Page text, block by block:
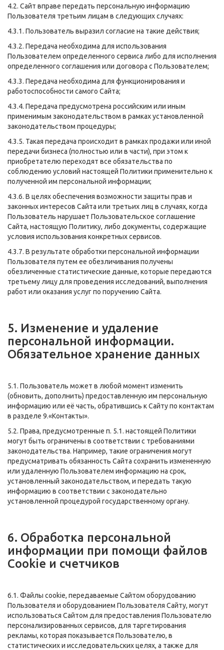
4.2. Сайт вправе передать персональную информацию
Пользователя третьим лицам в следующих случаях:
4.3.1. Пользователь выразил согласие на такие действия;
4.3.2. Передача необходима для использования
Пользователем определенного сервиса либо для исполнения
определенного соглашения или договора с Пользователем;
4.3.3. Передача необходима для функционирования и
работоспособности самого Сайта;
4.3.4. Передача предусмотрена российским или иным
применимым законодательством в рамках установленной
законодательством процедуры;
4.3.5. Такая передача происходит в рамках продажи или иной
передачи бизнеса (полностью или в части), при этом к
приобретателю переходят все обязательства по
соблюдению условий настоящей Политики применительно к
полученной им персональной информации;
4.3.6. В целях обеспечения возможности защиты прав и
законных интересов Сайта или третьих лиц в случаях, когда
Пользователь нарушает Пользовательское соглашение
Сайта, настоящую Политику, либо документы, содержащие
условия использования конкретных сервисов.
4.3.7. В результате обработки персональной информации
Пользователя путем ее обезличивания получены
обезличенные статистические данные, которые передаются
третьему лицу для проведения исследований, выполнения
работ или оказания услуг по поручению Сайта.
5. Изменение и удаление
персональной информации.
Обязательное хранение данных
5.1. Пользователь может в любой момент изменить
(обновить, дополнить) предоставленную им персональную
информацию или её часть, обратившись к Сайту по контактам
в разделе 9.«Контакты».
5.2. Права, предусмотренные п. 5.1. настоящей Политики
могут быть ограничены в соответствии с требованиями
законодательства. Например, такие ограничения могут
предусматривать обязанность Сайта сохранить измененную
или удаленную Пользователем информацию на срок,
установленный законодательством, и передать такую
информацию в соответствии с законодательно
установленной процедурой государственному органу.
6. Обработка персональной
информации при помощи файлов
Cookie и счетчиков
6.1. Файлы cookie, передаваемые Сайтом оборудованию
Пользователя и оборудованием Пользователя Сайту, могут
использоваться Сайтом для предоставления Пользователю
персонализированных сервисов, для таргетирования
рекламы, которая показывается Пользователю, в
статистических и исследовательских целях, а также для